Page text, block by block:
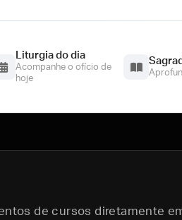
Liturgia do dia
Acompanhe o ofício de
hoje
de cursos diretamente